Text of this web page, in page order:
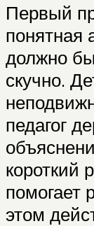
Первый
понятная
должно
скучно.
педагог
короткий
помогает
этом